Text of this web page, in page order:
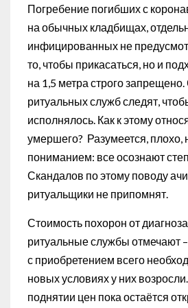
Погребение погибших с
на обычных кладбищах,
инфицированных не
то, чтобы прикасаться, но и
на 1,5 метра строго
ритуальных служб следят,
исполнялось. Как к этому
умершего? Разумеется, плохо,
пониманием: все осознают
Скандалов по этому поводу
ритуальщики не припомнят.
Стоимость похорон от
ритуальные службы отмечают
с приобретением всего
новых условиях у них
поднятии цен пока остаётся